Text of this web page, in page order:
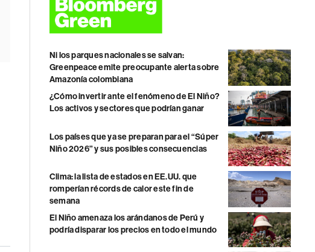
Ni los parques nacionales se salvan:
Greenpeace emite preocupante alerta sobre
Amazonía colombiana
¿Cómo invertir ante el fenómeno de El Niño?
Los activos y sectores que podrían ganar
Los países que ya se preparan para el “Súper
Niño 2026” y sus posibles consecuencias
Clima: la lista de estados en EE.UU. que
romperían récords de calor este fin de
semana
El Niño amenaza los arándanos de Perú y
podría disparar los precios en todo el mundo